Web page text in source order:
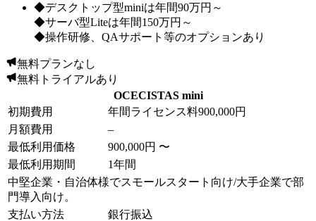
◆デスクトップ型miniは年間90万円～
◆サーバ型Liteは年間150万円～
◆操作研修、QAサポート等のオプションあり
無料プランなし
無料トライアルあり
OCECISTAS mini
初期費用
年間ライセンス料900,000円
月額費用
–
最低利用価格
900,000円 〜
最低利用期間
1年間
中堅企業・自治体様でスモールスタート向け/大手企業で部
門導入向け。
支払い方法
銀行振込